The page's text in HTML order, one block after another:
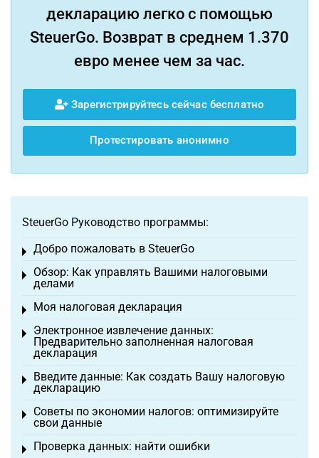
декларацию легко с помощью
SteuerGo. Возврат в среднем 1.370
евро менее чем за час.
Зарегистрируйтесь сейчас бесплатно
Протестировать анонимно
SteuerGo Руководство программы:
Добро пожаловать в SteuerGo
Toggle menu
Обзор: Как управлять Вашими налоговыми
делами
Toggle menu
Моя налоговая декларация
Toggle menu
Электронное извлечение данных:
Предварительно заполненная налоговая
декларация
Toggle menu
Введите данные: Как создать Вашу налоговую
декларацию
Toggle menu
Советы по экономии налогов: оптимизируйте
свои данные
Toggle menu
Проверка данных: найти ошибки
Toggle menu